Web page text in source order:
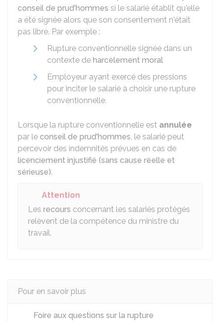
conseil de prud'hommes si le salarié établit qu'elle
a été signée alors que son consentement n'était
pas libre. Par exemple :
Rupture conventionnelle signée dans un
contexte de harcèlement moral
Employeur ayant exercé des pressions
pour inciter le salarié à choisir une rupture
conventionnelle.
Lorsque la rupture conventionnelle est annulée
par le conseil de prud'hommes, le salarié peut
percevoir des indemnités prévues en cas de
licenciement injustifié (sans cause réelle et
sérieuse).
Attention
Les recours concernant les salariés protégés
relèvent de la compétence du ministre du
travail.
Pour en savoir plus
Foire aux questions sur la rupture